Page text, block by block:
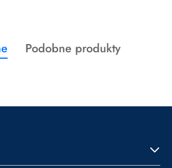
produktów
Produkty
Podobne produkty